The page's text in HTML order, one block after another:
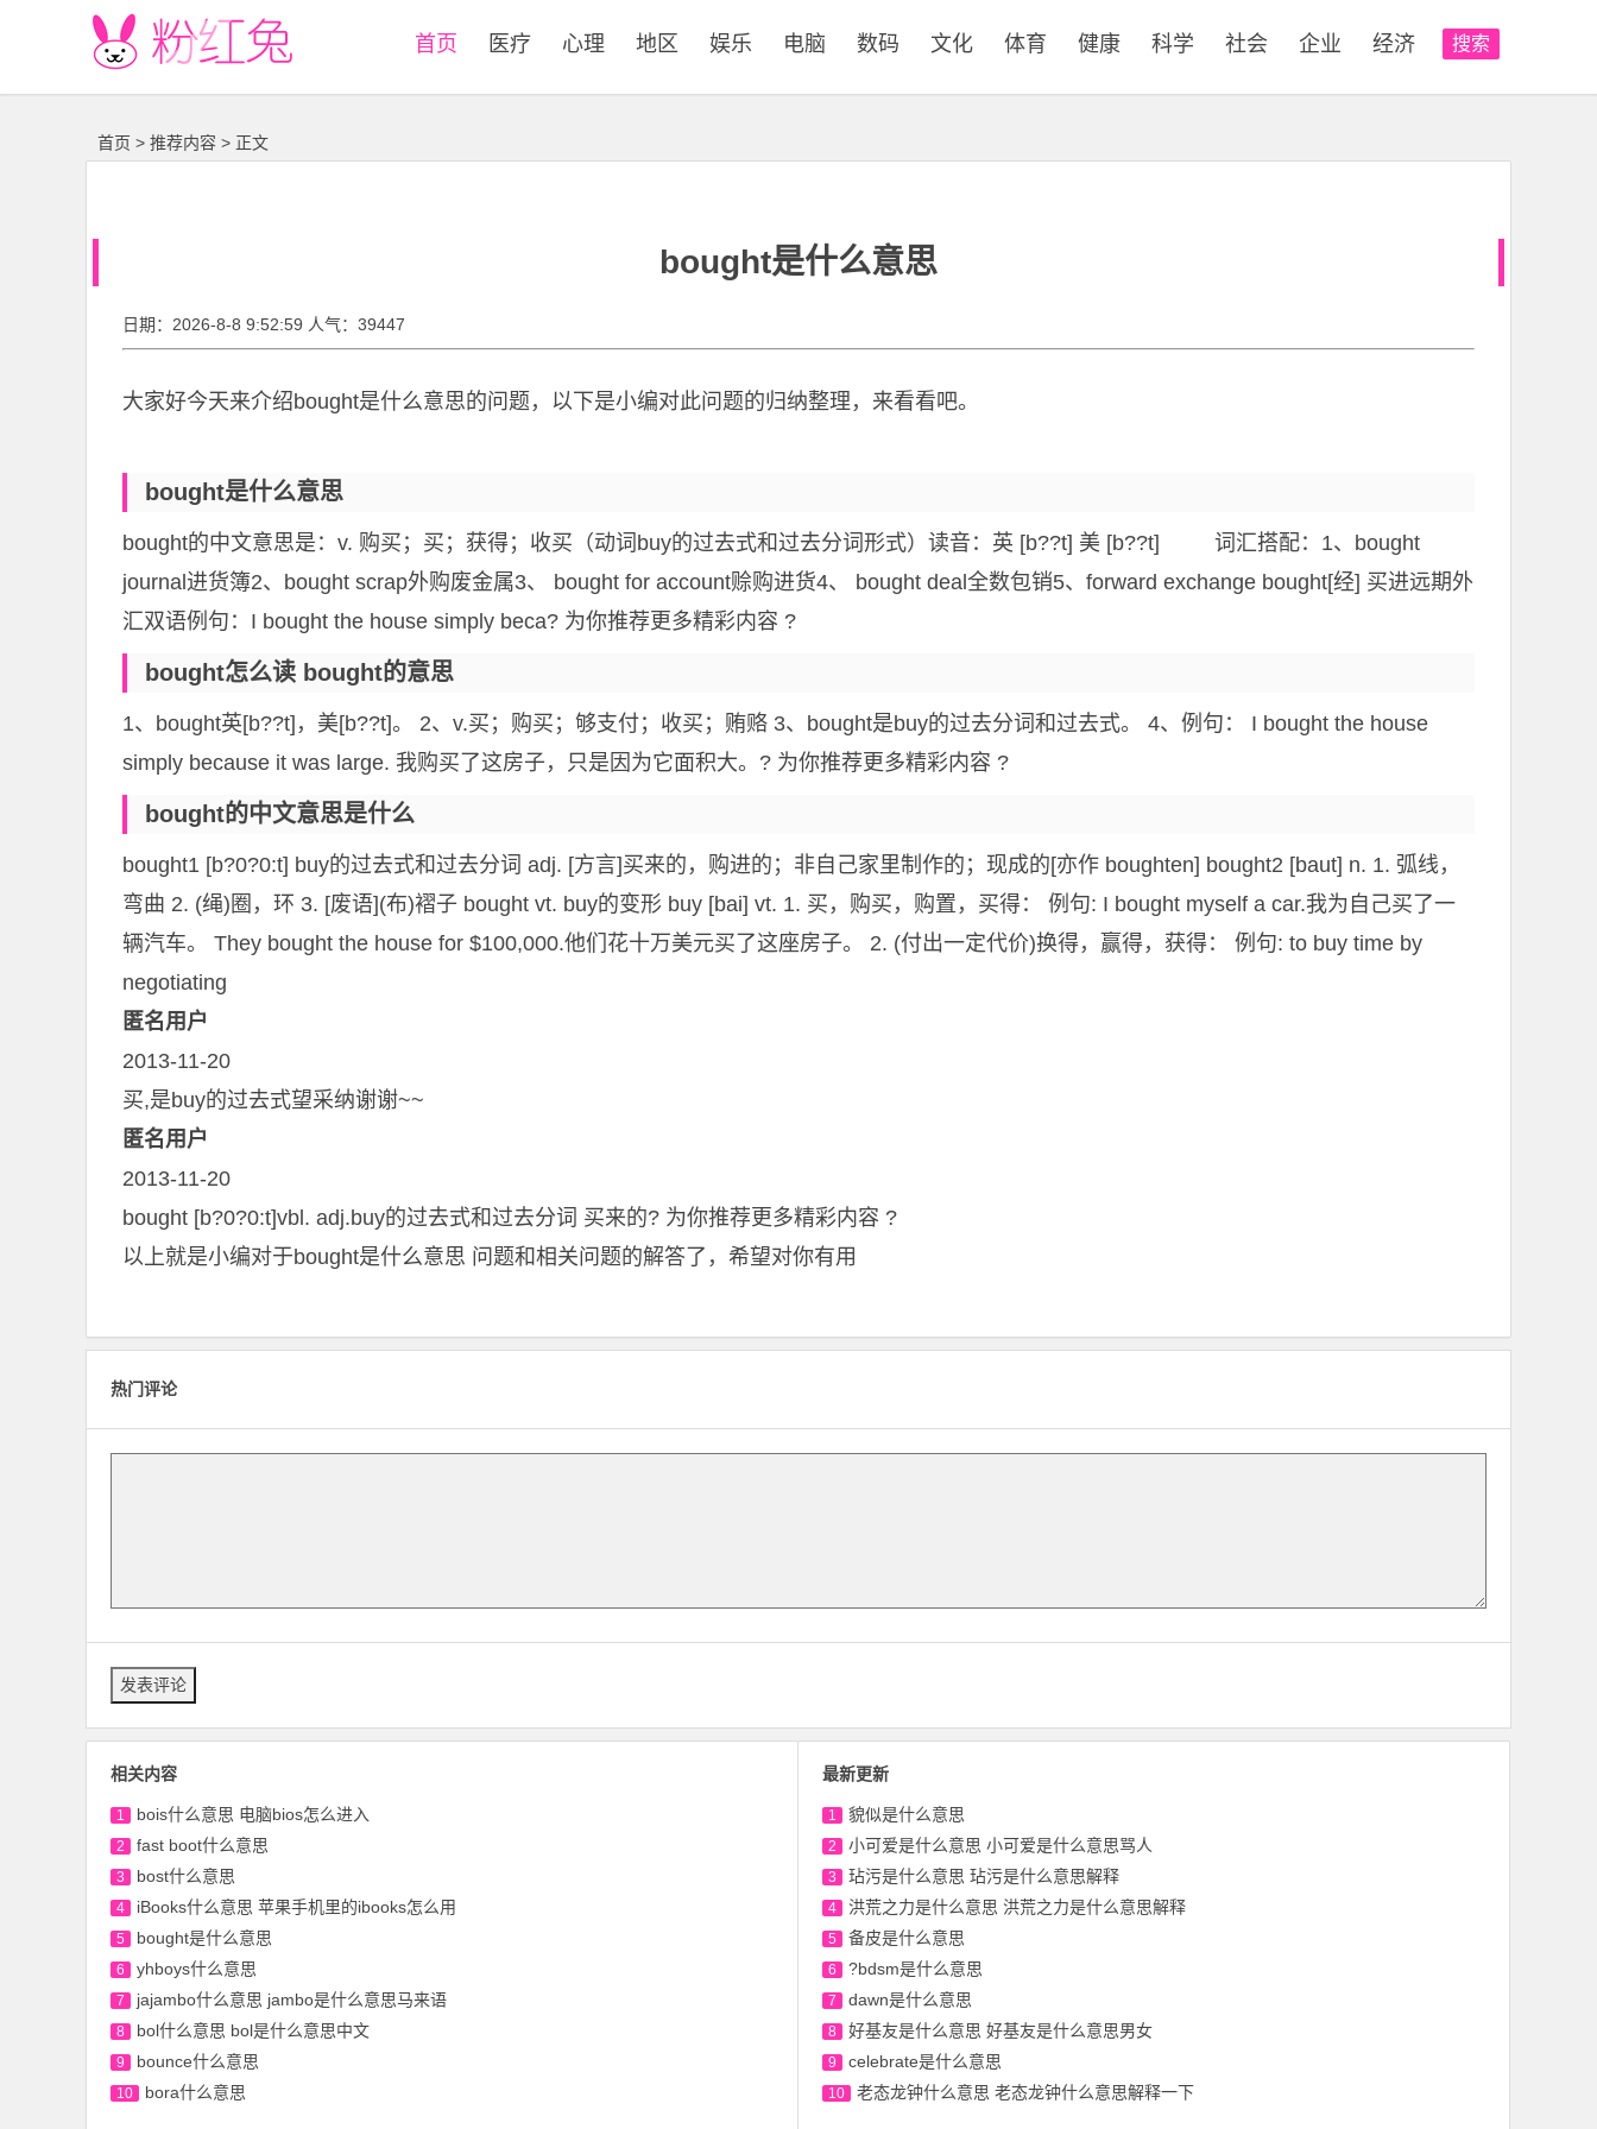
搜索
首页 医疗 心理 地区 娱乐 电脑 数码 文化 体育 健康 科学 社会 企业 经济
首页 > 推荐内容 > 正文
bought是什么意思
日期：2026-8-8 9:52:59 人气：39447
大家好今天来介绍bought是什么意思的问题，以下是小编对此问题的归纳整理，来看看吧。
bought是什么意思
bought的中文意思是：v. 购买；买；获得；收买（动词buy的过去式和过去分词形式）读音：英 [b??t] 美 [b??t] 词汇搭配：1、bought
journal进货簿2、bought scrap外购废金属3、 bought for account赊购进货4、 bought deal全数包销5、forward exchange bought[经] 买进远期外
汇双语例句：I bought the house simply beca? 为你推荐更多精彩内容 ?
bought怎么读 bought的意思
1、bought英[b??t]，美[b??t]。 2、v.买；购买；够支付；收买；贿赂 3、bought是buy的过去分词和过去式。 4、例句： I bought the house
simply because it was large. 我购买了这房子，只是因为它面积大。? 为你推荐更多精彩内容 ?
bought的中文意思是什么
bought1 [b?0?0:t] buy的过去式和过去分词 adj. [方言]买来的，购进的；非自己家里制作的；现成的[亦作 boughten] bought2 [baut] n. 1. 弧线，
弯曲 2. (绳)圈，环 3. [废语](布)褶子 bought vt. buy的变形 buy [bai] vt. 1. 买，购买，购置，买得： 例句: I bought myself a car.我为自己买了一
辆汽车。 They bought the house for $100,000.他们花十万美元买了这座房子。 2. (付出一定代价)换得，赢得，获得： 例句: to buy time by
negotiating
匿名用户
2013-11-20
买,是buy的过去式望采纳谢谢~~
匿名用户
2013-11-20
bought [b?0?0:t]vbl. adj.buy的过去式和过去分词 买来的? 为你推荐更多精彩内容 ?
以上就是小编对于bought是什么意思 问题和相关问题的解答了，希望对你有用
热门评论
相关内容
1 bois什么意思 电脑bios怎么进入
2 fast boot什么意思
3 bost什么意思
4 iBooks什么意思 苹果手机里的ibooks怎么用
5 bought是什么意思
6 yhboys什么意思
7 jajambo什么意思 jambo是什么意思马来语
8 bol什么意思 bol是什么意思中文
9 bounce什么意思
10 bora什么意思
最新更新
1 貌似是什么意思
2 小可爱是什么意思 小可爱是什么意思骂人
3 玷污是什么意思 玷污是什么意思解释
4 洪荒之力是什么意思 洪荒之力是什么意思解释
5 备皮是什么意思
6 ?bdsm是什么意思
7 dawn是什么意思
8 好基友是什么意思 好基友是什么意思男女
9 celebrate是什么意思
10 老态龙钟什么意思 老态龙钟什么意思解释一下